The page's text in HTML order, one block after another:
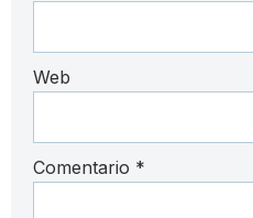
Web
Comentario *